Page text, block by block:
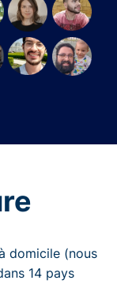
domicile (nous
14 pays